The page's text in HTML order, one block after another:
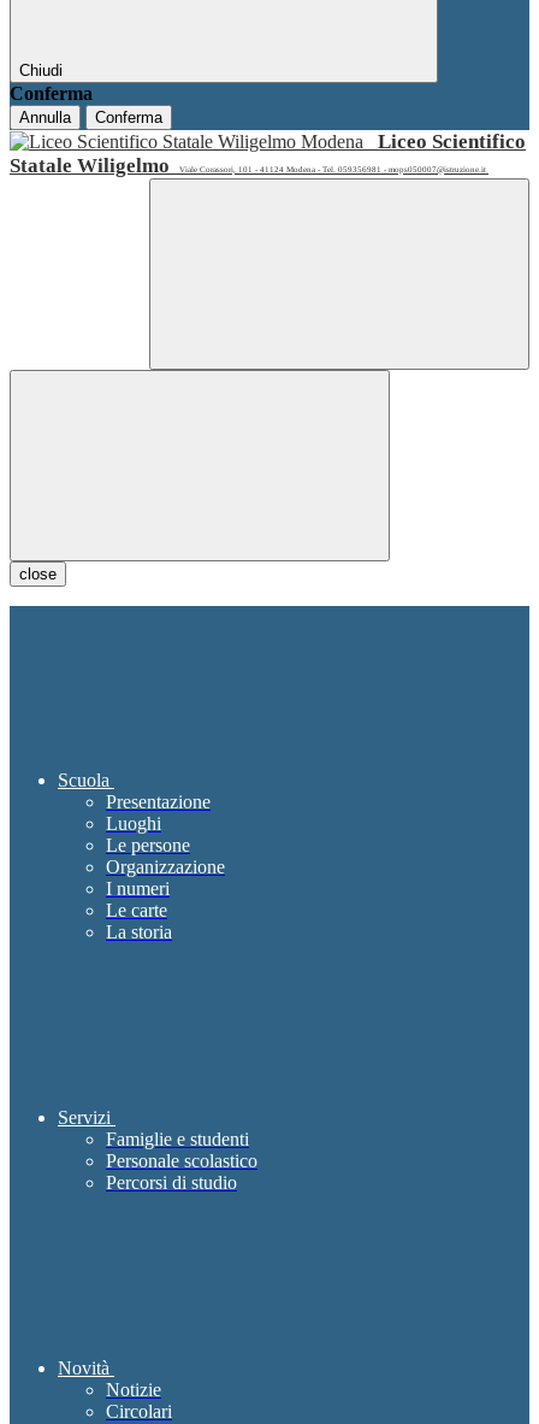
Chiudi
Conferma
Annulla Conferma
Liceo Scientifico
Statale Wiligelmo
Viale Corassori, 101 - 41124 Modena - Tel. 059356981 - mops050007@istruzione.it
close
Scuola
Presentazione
Luoghi
Le persone
Organizzazione
I numeri
Le carte
La storia
Servizi
Famiglie e studenti
Personale scolastico
Percorsi di studio
Novità
Notizie
Circolari